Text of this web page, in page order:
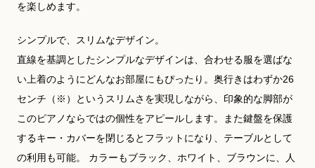
を楽しめます。
シンプルで、スリムなデザイン。
直線を基調としたシンプルなデザインは、合わせる服を選ばな
い上着のようにどんなお部屋にもぴったり。奥行きはわずか26
センチ（※）というスリムさを実現しながら、印象的な脚部が
このピアノならではの個性をアピールします。また鍵盤を保護
するキー・カバーを閉じるとフラットになり、テーブルとして
の利用も可能。 カラーもブラック、ホワイト、ブラウンに、人